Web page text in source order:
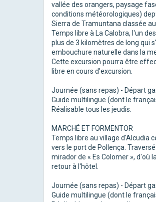
vallée des orangers, paysage
conditions météorologiques)
Sierra de Tramuntana classée
Temps libre à La Calobra, l'un
plus de 3 kilomètres de long qui
embouchure naturelle dans la
Cette excursion pourra être
libre en cours d'excursion.
Journée (sans repas) - Départ
Guide multilingue (dont le
Réalisable tous les jeudis.
MARCHÉ ET FORMENTOR
Temps libre au village d'Alcudia
vers le port de Pollença.
mirador de « Es Colomer », d'où
retour à l'hôtel.
Journée (sans repas) - Départ
Guide multilingue (dont le